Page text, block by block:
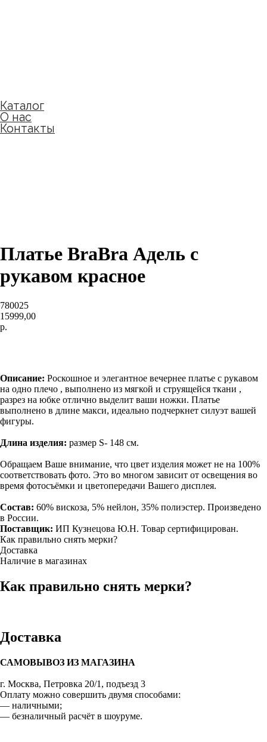
Платье BraBra Адель с
рукавом красное
780025
15999,00
р.
Описание: Роскошное и элегантное вечернее платье с рукавом
на одно плечо , выполнено из мягкой и струящейся ткани ,
разрез на юбке отлично выделит ваши ножки. Платье
выполнено в длине макси, идеально подчеркнет силуэт вашей
фигуры.
Длина изделия: размер S- 148 см.
Обращаем Ваше внимание, что цвет изделия может не на 100%
соответствовать фото. Это во многом зависит от освещения во
время фотосъёмки и цветопередачи Вашего дисплея.
Состав: 60% вискоза, 5% нейлон, 35% полиэстер. Произведено
в России.
Поставщик: ИП Кузнецова Ю.Н. Товар сертифицирован.
Как правильно снять мерки?
Доставка
Наличие в магазинах
Как правильно снять мерки?
Доставка
САМОВЫВОЗ ИЗ МАГАЗИНА
г. Москва, Петровка 20/1, подъезд 3
Оплату можно совершить двумя способами:
— наличными;
— безналичный расчёт в шоуруме.